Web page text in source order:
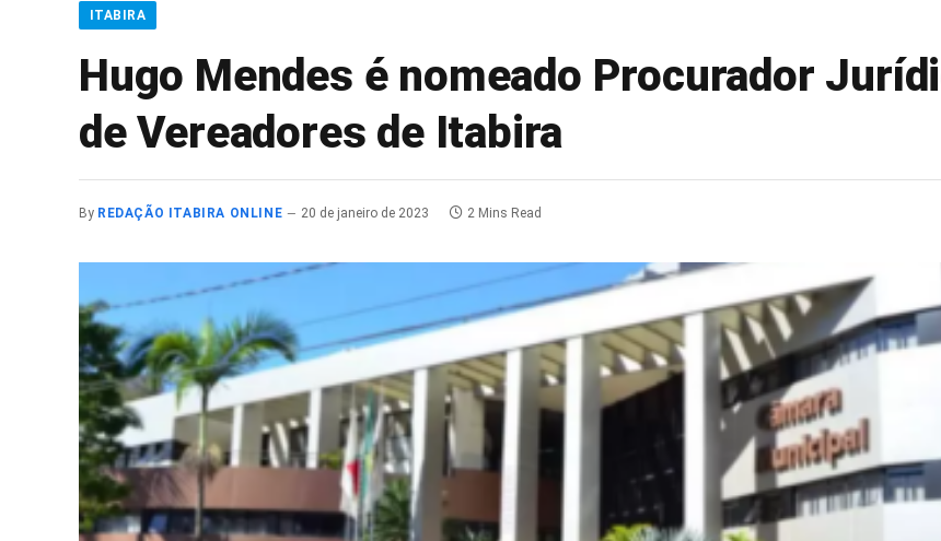
ITABIRA
Hugo Mendes é nomeado Procurador
de Vereadores de Itabira
By REDAÇÃO ITABIRA ONLINE 20 de janeiro de 2023 2 Mins Read